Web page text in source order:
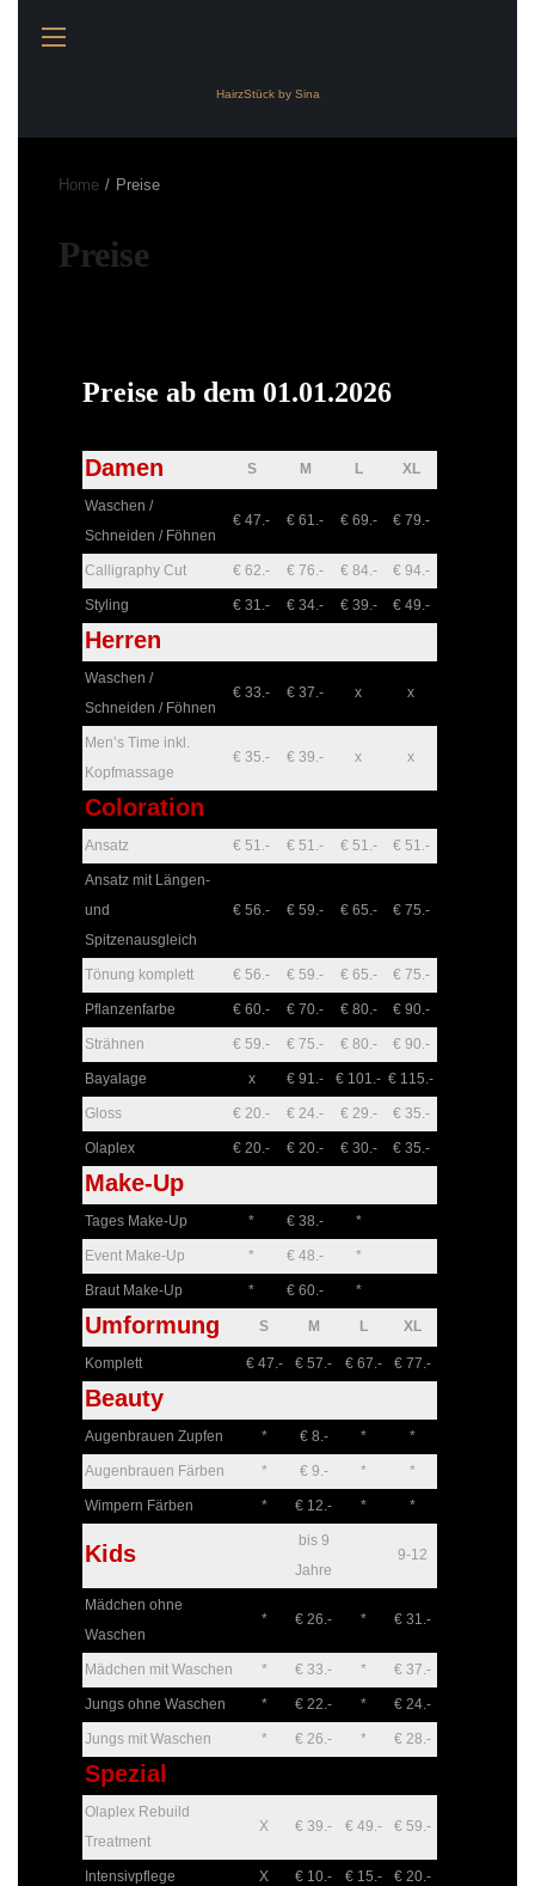
HairzStück by Sina
Home Preise
Preise
Preise ab dem 01.01.2026
Damen S M L XL
Waschen /
Schneiden / Föhnen
€ 47.- € 61.- € 69.- € 79.-
Calligraphy Cut € 62.- € 76.- € 84.- € 94.-
Styling € 31.- € 34.- € 39.- € 49.-
Herren
Waschen /
Schneiden / Föhnen
€ 33.- € 37.- x x
Men’s Time inkl.
Kopfmassage
€ 35.- € 39.- x x
Coloration
Ansatz € 51.- € 51.- € 51.- € 51.-
Ansatz mit Längen-
und
Spitzenausgleich
€ 56.- € 59.- € 65.- € 75.-
Tönung komplett € 56.- € 59.- € 65.- € 75.-
Pflanzenfarbe € 60.- € 70.- € 80.- € 90.-
Strähnen € 59.- € 75.- € 80.- € 90.-
Bayalage x € 91.- € 101.- € 115.-
Gloss € 20.- € 24.- € 29.- € 35.-
Olaplex € 20.- € 20.- € 30.- € 35.-
Make-Up
Tages Make-Up * € 38.- *
Event Make-Up * € 48.- *
Braut Make-Up * € 60.- *
Umformung S M L XL
Komplett € 47.- € 57.- € 67.- € 77.-
Beauty
Augenbrauen Zupfen * € 8.- * *
Augenbrauen Färben * € 9.- * *
Wimpern Färben * € 12.- * *
Kids
bis 9
Jahre
9-12
Mädchen ohne
Waschen
* € 26.- * € 31.-
Mädchen mit Waschen * € 33.- * € 37.-
Jungs ohne Waschen * € 22.- * € 24.-
Jungs mit Waschen * € 26.- * € 28.-
Spezial
Olaplex Rebuild
Treatment
X € 39.- € 49.- € 59.-
Intensivpflege X € 10.- € 15.- € 20.-